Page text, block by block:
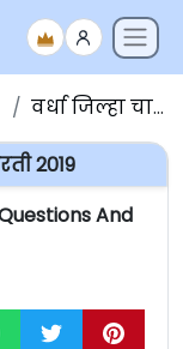
वर्धा जिल्हा चालक पोलीस भरती 2019
2019
And